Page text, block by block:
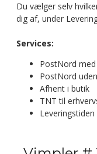
Du vælger selv
dig af, under
Services:
PostNord
PostNord
Afhent i butik
TNT til